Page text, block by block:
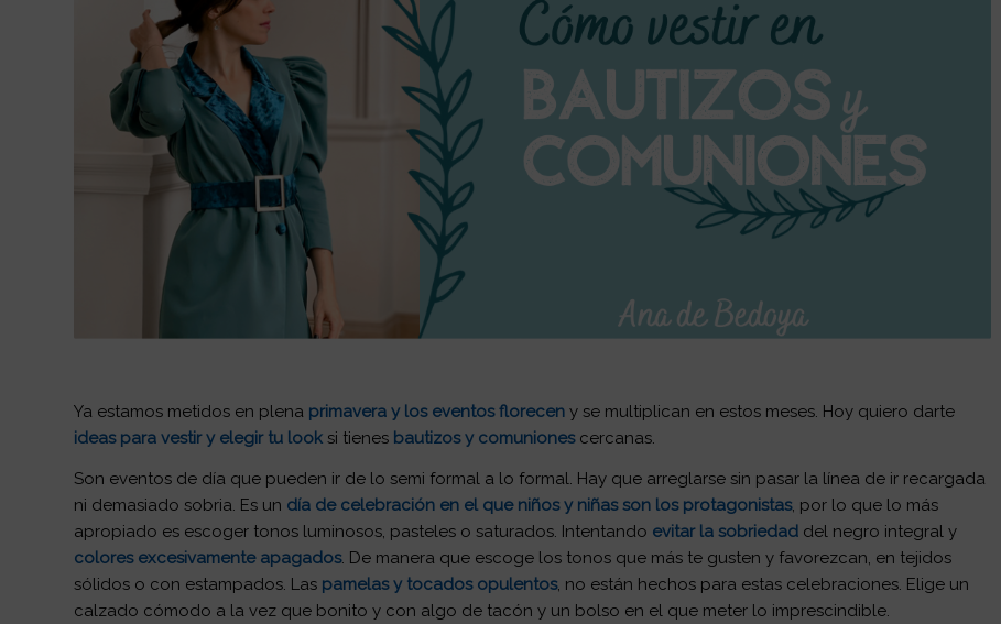
Ya estamos metidos en plena primavera y los eventos florecen y se multiplican en estos meses. Hoy quiero darte
ideas para vestir y elegir tu look si tienes bautizos y comunionescercanas.
Son eventos de día que pueden ir de lo semi formal a lo formal. Hay que arreglarse sin pasar la línea de ir recargada
ni demasiado sobria. Es un día de celebración en el que niños y niñas son los protagonistas, por lo que lo más
apropiado es escoger tonos luminosos, pasteles o saturados. Intentando evitar la sobriedad del negro integral y
colores excesivamente apagados. De manera que escoge los tonos que más te gusten y favorezcan, en tejidos
sólidos o con estampados. Las pamelas y tocados opulentos, no están hechos para estas celebraciones. Elige un
calzado cómodo a la vez que bonito y con algo de tacón y un bolso en el que meter lo imprescindible.